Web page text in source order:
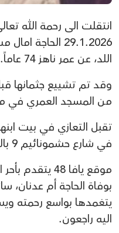
انتقلت الى رحمة الله
29.1.2026
اللد، عن عمر ناهز 74 عاماً.
وقد تم تشييع جثمانها
من المسجد العمري في
تقبل التعازي في بيت
في شارع حشمونائيم 9 باللد .
موقع يافا 48
بوفاة الحاجة أم عدنان،
يتغمدها بواسع رحمته
اليه راجعون.